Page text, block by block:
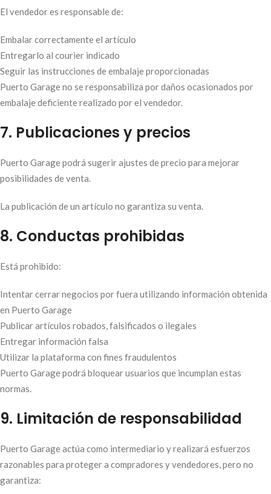
El vendedor es responsable de:
Embalar correctamente el artículo
Entregarlo al courier indicado
Seguir las instrucciones de embalaje proporcionadas
Puerto Garage no se responsabiliza por daños ocasionados por
embalaje deficiente realizado por el vendedor.
7. Publicaciones y precios
Puerto Garage podrá sugerir ajustes de precio para mejorar
posibilidades de venta.
La publicación de un artículo no garantiza su venta.
8. Conductas prohibidas
Está prohibido:
Intentar cerrar negocios por fuera utilizando información obtenida
en Puerto Garage
Publicar artículos robados, falsificados o ilegales
Entregar información falsa
Utilizar la plataforma con fines fraudulentos
Puerto Garage podrá bloquear usuarios que incumplan estas
normas.
9. Limitación de responsabilidad
Puerto Garage actúa como intermediario y realizará esfuerzos
razonables para proteger a compradores y vendedores, pero no
garantiza: